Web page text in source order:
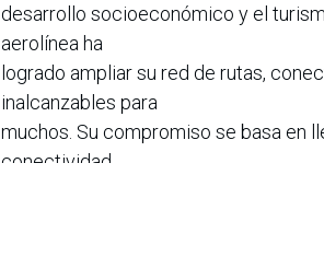
desarrollo socioeconómico y el
aerolínea ha
logrado ampliar su red de rutas,
inalcanzables para
muchos. Su compromiso se basa en
conectividad